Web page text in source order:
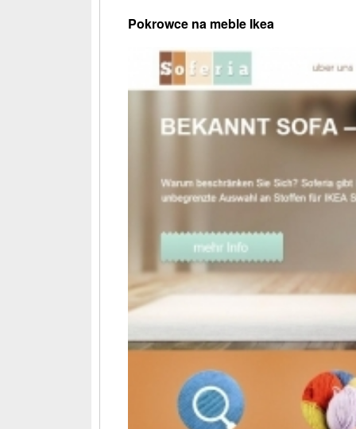
Pokrowce na meble Ikea